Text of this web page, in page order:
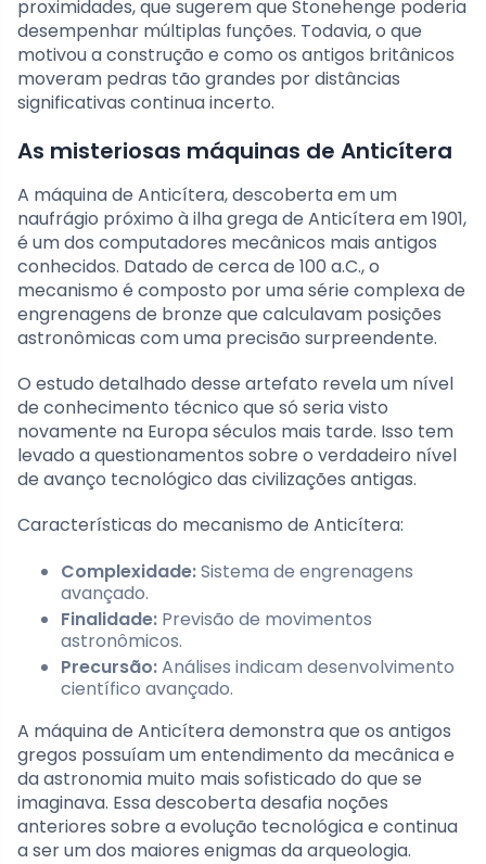
proximidades, que sugerem que Stonehenge poderia
desempenhar múltiplas funções. Todavia, o que
motivou a construção e como os antigos britânicos
moveram pedras tão grandes por distâncias
significativas continua incerto.
As misteriosas máquinas de Anticítera
A máquina de Anticítera, descoberta em um
naufrágio próximo à ilha grega de Anticítera em 1901,
é um dos computadores mecânicos mais antigos
conhecidos. Datado de cerca de 100 a.C., o
mecanismo é composto por uma série complexa de
engrenagens de bronze que calculavam posições
astronômicas com uma precisão surpreendente.
O estudo detalhado desse artefato revela um nível
de conhecimento técnico que só seria visto
novamente na Europa séculos mais tarde. Isso tem
levado a questionamentos sobre o verdadeiro nível
de avanço tecnológico das civilizações antigas.
Características do mecanismo de Anticítera:
Complexidade:Sistema de engrenagens
avançado.
Finalidade: Previsão de movimentos
astronômicos.
Precursão:Análises indicam desenvolvimento
científico avançado.
A máquina de Anticítera demonstra que os antigos
gregos possuíam um entendimento da mecânica e
da astronomia muito mais sofisticado do que se
imaginava. Essa descoberta desafia noções
anteriores sobre a evolução tecnológica e continua
a ser um dos maiores enigmas da arqueologia.